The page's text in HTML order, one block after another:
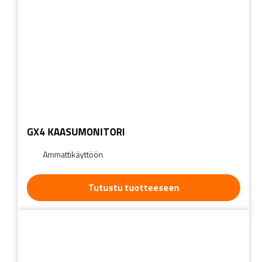
GX4 KAASUMONITORI
Ammattikäyttöön
Tutustu tuotteeseen